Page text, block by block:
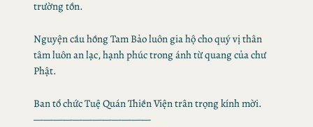
trường tồn.
Nguyện cầu hồng Tam Bảo luôn gia hộ cho quý vị thân
tâm luôn an lạc, hạnh phúc trong ánh từ quang của chư
Phật.
Ban tổ chức Tuệ Quán Thiền Viện trân trọng kính mời.
————————————